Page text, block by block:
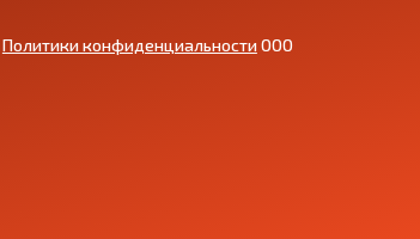
Политики конфиденциальностиООО